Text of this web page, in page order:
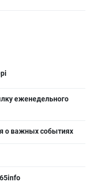
еженедельного
о важных событиях